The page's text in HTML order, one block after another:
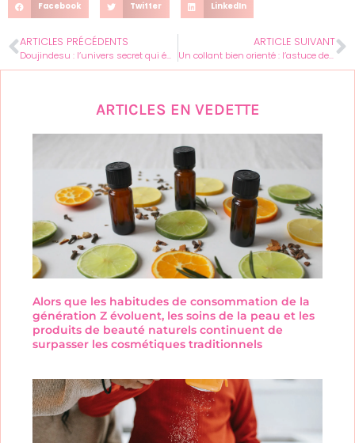
Facebook Twitter LinkedIn
ARTICLES PRÉCÉDENTS
Doujindesu : l’univers secret qui émerveille les femmes passionnées de manga
ARTICLE SUIVANT
Un collant bien orienté : l’astuce des deux traits pour un look sans faute
ARTICLES EN VEDETTE
Alors que les habitudes de consommation de la
génération Z évoluent, les soins de la peau et les
produits de beauté naturels continuent de
surpasser les cosmétiques traditionnels